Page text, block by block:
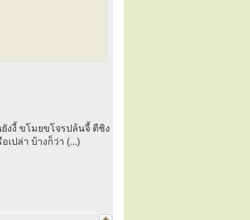
งงี้ ขโมยขโจรปล้นจี้ ตีชิง
เปล่า บ้างก็ว่า (...)